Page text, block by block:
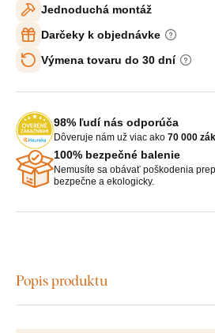
Jednoduchá montáž
Darčeky k objednávke
Výmena tovaru do 30 dní
98% ľudí nás odporúča
Dôveruje nám už viac ako 70 000
100% bezpečné balenie
Nemusíte sa obávať poškodenia
bezpečne a ekologicky.
Popis produktu